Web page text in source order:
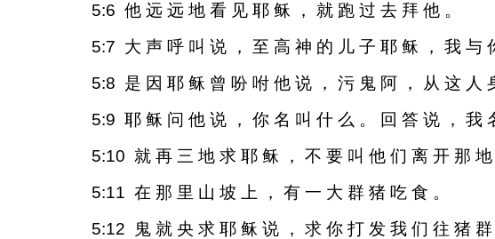
5:6 他 远 远 地 看 见 耶 稣 ， 就 跑 过 去 拜 他 。
5:7 大 声 呼 叫 说 ， 至 高 神 的 儿 子 耶 稣 ， 我 与
5:8 是 因 耶 稣 曾 吩 咐 他 说 ， 污 鬼 阿 ， 从 这 人
5:9 耶 稣 问 他 说 ， 你 名 叫 什 么 。 回 答 说 ， 我
5:10 就 再 三 地 求 耶 稣 ， 不 要 叫 他 们 离 开 那 地
5:11 在 那 里 山 坡 上 ， 有 一 大 群 猪 吃 食 。
5:12 鬼 就 央 求 耶 稣 说 ， 求 你 打 发 我 们 往 猪 群